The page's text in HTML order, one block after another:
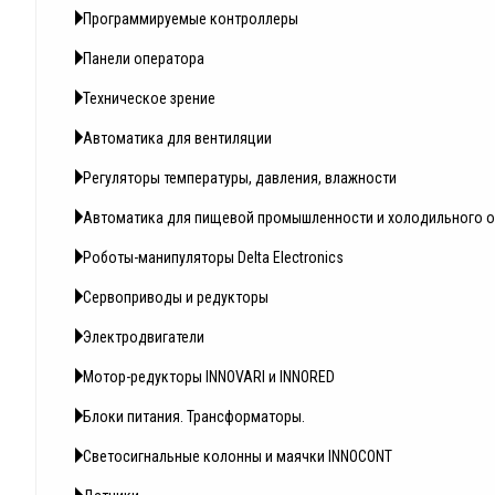
Программируемые контроллеры
Панели оператора
Техническое зрение
Автоматика для вентиляции
Регуляторы температуры, давления, влажности
Автоматика для пищевой промышленности и холодильного
Роботы-манипуляторы Delta Electronics
Сервоприводы и редукторы
Электродвигатели
Мотор-редукторы INNOVARI и INNORED
Блоки питания. Трансформаторы.
Светосигнальные колонны и маячки INNOCONT